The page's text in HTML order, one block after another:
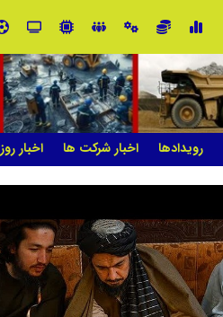
رویدادها اخبار شرکت ها اخبار روز